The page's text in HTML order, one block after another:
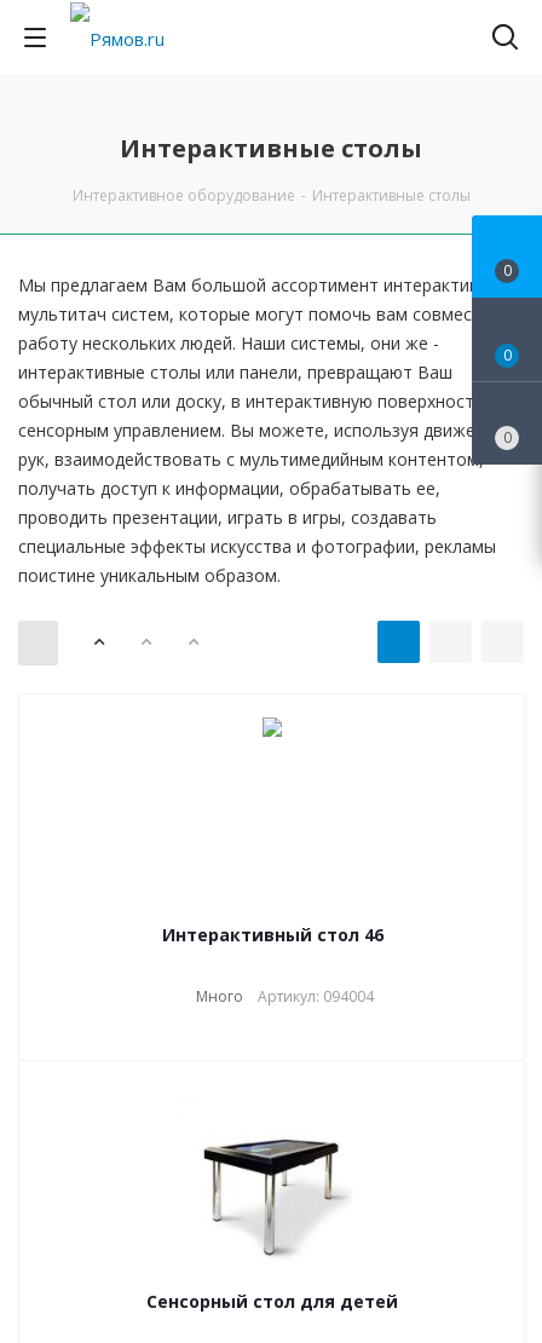
Интерактивные столы
Интерактивное оборудование - Интерактивные столы
Мы предлагаем Вам большой ассортимент интерактивных
мультитач систем, которые могут помочь вам совместить
работу нескольких людей. Наши системы, они же -
интерактивные столы или панели, превращают Ваш
обычный стол или доску, в интерактивную поверхность с
сенсорным управлением. Вы можете, используя движения
рук, взаимодействовать с мультимедийным контентом,
получать доступ к информации, обрабатывать ее,
проводить презентации, играть в игры, создавать
специальные эффекты искусства и фотографии, рекламы
поистине уникальным образом.
Интерактивный стол 46
Много Артикул: 094004
Сенсорный стол для детей
0
0
0